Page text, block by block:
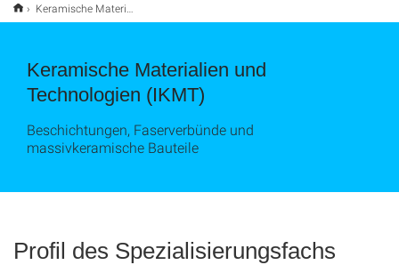
Keramische Materialien und Technologien
Keramische Materialien und
Technologien (IKMT)
Beschichtungen, Faserverbünde und
massivkeramische Bauteile
Profil des Spezialisierungsfachs